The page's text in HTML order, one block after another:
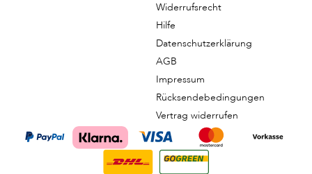
Widerrufsrecht
Hilfe
Datenschutzerklärung
AGB
Impressum
Rücksendebedingungen
Vertrag widerrufen